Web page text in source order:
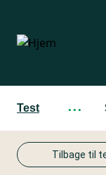
hovedindhold
Test ···
Tilbage til